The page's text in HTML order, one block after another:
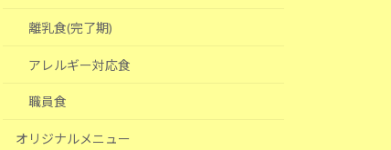
離乳食(完了期)
アレルギー対応食
職員食
オリジナルメニュー